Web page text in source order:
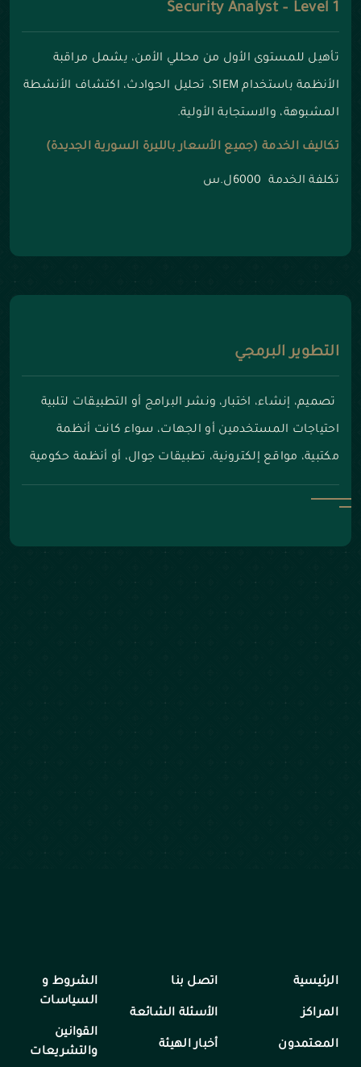
Security Analyst – Level 1
تأهيل للمستوى الأول من محللي الأمن، يشمل مراقبة
الأنظمة باستخدام SIEM، تحليل الحوادث، اكتشاف الأنشطة
المشبوهة، والاستجابة الأولية.
تكاليف الخدمة (جميع الأسعار بالليرة السورية الجديدة)
تكلفة الخدمة 6000ل.س
التطوير البرمجي
تصميم، إنشاء، اختبار، ونشر البرامج أو التطبيقات لتلبية
احتياجات المستخدمين أو الجهات، سواء كانت أنظمة
مكتبية، مواقع إلكترونية، تطبيقات جوال، أو أنظمة حكومية
الرئيسية
المراكز
المعتمدون
اتصل بنا
الأسئلة الشائعة
أخبار الهيئة
الشروط و
السياسات
القوانين
والتشريعات